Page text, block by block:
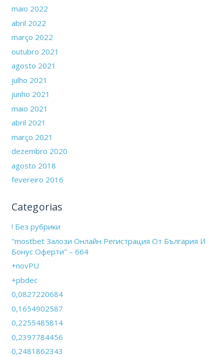
maio 2022
abril 2022
março 2022
outubro 2021
agosto 2021
julho 2021
junho 2021
maio 2021
abril 2021
março 2021
dezembro 2020
agosto 2018
fevereiro 2016
Categorias
! Без рубрики
"mostbet Залози Онлайн Регистрация От България И
Бонус Оферти" – 664
+novPU
+pbdec
0,0827220684
0,1654902587
0,2255485814
0,2397784456
0,2481862343